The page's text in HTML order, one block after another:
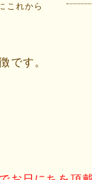
これから
です。